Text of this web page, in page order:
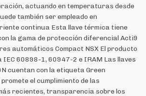
actuando en temperaturas desde
también ser empleado en
continua Esta llave térmica tiene
la gama de protección diferencial Acti9
automáticos Compact NSX El producto
IEC 60898-1, 60947-2 e IRAM Las llaves
cuentan con la etiqueta Green
el cumplimiento de las
recientes, transparencia sobre los